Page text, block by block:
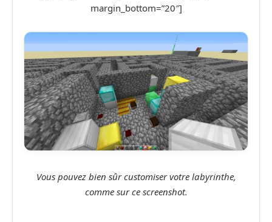
margin_bottom=”20″]
Vous pouvez bien sûr customiser votre labyrinthe,
comme sur ce screenshot.